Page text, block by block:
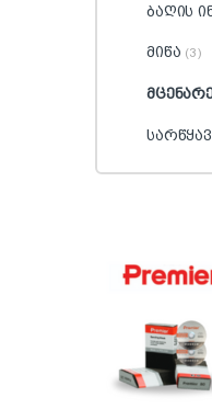
ბაღის
მიწა (3)